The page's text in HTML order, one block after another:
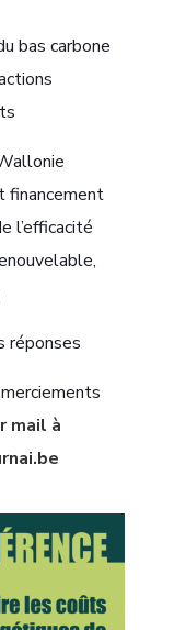
bas carbone
financement
l’efficacité
réponses
mail à